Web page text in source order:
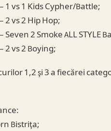
1 vs 1 Kids Cypher/Battle;
2 vs 2 Hip Hop;
Seven 2 Smoke ALL STYLE
2 vs 2 Boying;
1,2 şi 3 a fiecărei
Bistriţa;